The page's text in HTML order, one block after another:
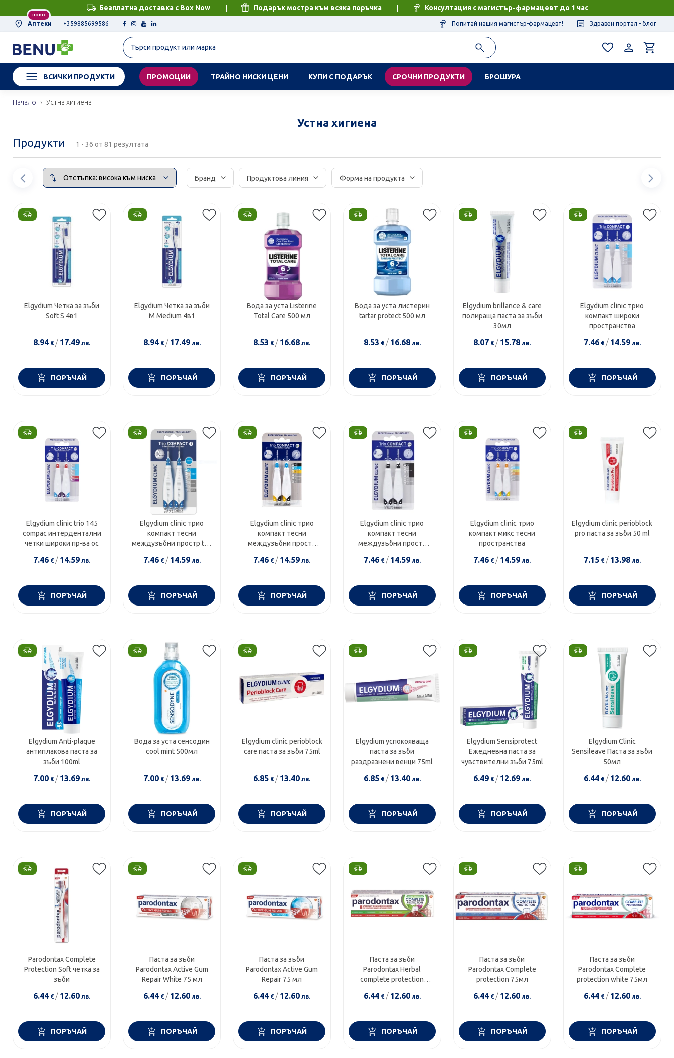
Безплатна доставка с Box Now Подарък мостра към всяка поръчка Консултация с магистър-фармацевт до 1 час
НОВО
Аптеки +359885699586 Попитай нашия магистър-фармацевт! Здравен портал - блог
ВСИЧКИ ПРОДУКТИ ПРОМОЦИИ ТРАЙНО НИСКИ ЦЕНИ КУПИ С ПОДАРЪК СРОЧНИ ПРОДУКТИ БРОШУРА
Начало Устна хигиена
Устна хигиена
Продукти
1 - 36 от 81 резултата
Сортирай
Бранд Продуктова линия Форма на продукта
Предишен
Elgydium Четка за зъби
Soft S 4в1
8.94 € / 17.49 лв.
ПОРЪЧАЙ
Elgydium Четка за зъби
M Medium 4в1
8.94€ / 17.49лв.
ПОРЪЧАЙ
Вода за уста Listerine
Total Care 500 мл
8.53 € / 16.68 лв.
ПОРЪЧАЙ
Вода за уста листерин
tartar protect 500 мл
8.53 € / 16.68лв.
ПОРЪЧАЙ
Elgydium brillance & care
полираща паста за зъби
30мл
8.07 € / 15.78 лв.
ПОРЪЧАЙ
Elgydium clinic трио
компакт широки
пространства
7.46€ / 14.59лв.
ПОРЪЧАЙ
Elgydium clinic trio 145
compac интердентални
четки широки пр-ва ос
7.46 € / 14.59 лв.
ПОРЪЧАЙ
Elgydium clinic трио
компакт тесни
междузъбни простр trio
7.46€ / 14.59лв.
ПОРЪЧАЙ
Elgydium clinic трио
компакт тесни
междузъбни простр
7.46 € / 14.59 лв.
ПОРЪЧАЙ
Elgydium clinic трио
компакт тесни
междузъбни простр
7.46€ / 14.59лв.
ПОРЪЧАЙ
Elgydium clinic трио
компакт микс тесни
пространства
7.46 € / 14.59 лв.
ПОРЪЧАЙ
Еlgydium clinic perioblock
pro паста за зъби 50 ml
7.15€ / 13.98лв.
ПОРЪЧАЙ
Elgydium Anti-plaque
антиплакова паста за
зъби 100ml
7.00 € / 13.69 лв.
ПОРЪЧАЙ
Вода за уста сенсодин
cool mint 500мл
7.00€ / 13.69лв.
ПОРЪЧАЙ
Еlgydium clinic perioblock
care паста за зъби 75ml
6.85 € / 13.40 лв.
ПОРЪЧАЙ
Elgydium успокояваща
паста за зъби
раздразнени венци 75ml
6.85€ / 13.40лв.
ПОРЪЧАЙ
Elgydium Sensiprotect
Eжедневна паста за
чувствителни зъби 75ml
6.49 € / 12.69 лв.
ПОРЪЧАЙ
Elgydium Clinic
Sensileave Паста за зъби
50мл
6.44€ / 12.60лв.
ПОРЪЧАЙ
Parodontax Complete
Protection Soft четка за
зъби
6.44 € / 12.60 лв.
ПОРЪЧАЙ
Паста за зъби
Parodontax Active Gum
Repair White 75 мл
6.44€ / 12.60лв.
ПОРЪЧАЙ
Паста за зъби
Parodontax Active Gum
Repair 75 мл
6.44 € / 12.60 лв.
ПОРЪЧАЙ
Паста за зъби
Parodontax Herbal
complete protection
6.44€ / 12.60лв.
ПОРЪЧАЙ
Паста за зъби
Parodontax Complete
protection 75мл
6.44 € / 12.60 лв.
ПОРЪЧАЙ
Паста за зъби
Parodontax Complete
protection white 75мл
6.44€ / 12.60лв.
ПОРЪЧАЙ
Технически проблем с плащането